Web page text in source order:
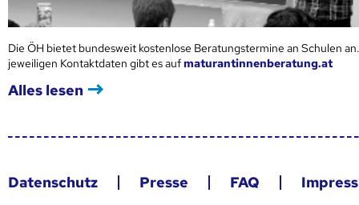
Die ÖH bietet bundesweit kostenlose Beratungstermine an Schulen
jeweiligen Kontaktdaten gibt es aufmaturantinnenberatung.at
Alles lesen
Datenschutz Presse FAQ